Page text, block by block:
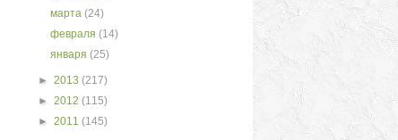
марта(24)
февраля(14)
января(25)
► 2013 (217)
► 2012 (115)
► 2011 (145)